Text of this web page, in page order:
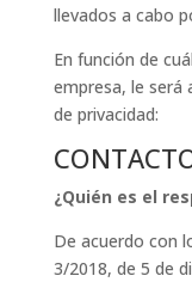
llevados a cabo
En función de
empresa, le será
de privacidad:
¿Quién es el
De acuerdo con
3/2018, de 5 de